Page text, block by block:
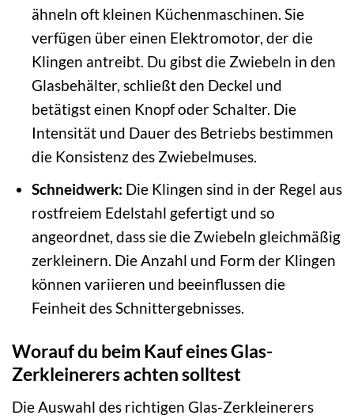
ähneln oft kleinen Küchenmaschinen. Sie
verfügen über einen Elektromotor, der die
Klingen antreibt. Du gibst die Zwiebeln in den
Glasbehälter, schließt den Deckel und
betätigst einen Knopf oder Schalter. Die
Intensität und Dauer des Betriebs bestimmen
die Konsistenz des Zwiebelmuses.
Schneidwerk: Die Klingen sind in der Regel aus
rostfreiem Edelstahl gefertigt und so
angeordnet, dass sie die Zwiebeln gleichmäßig
zerkleinern. Die Anzahl und Form der Klingen
können variieren und beeinflussen die
Feinheit des Schnittergebnisses.
Worauf du beim Kauf eines Glas-
Zerkleinerers achten solltest
Die Auswahl des richtigen Glas-Zerkleinerers